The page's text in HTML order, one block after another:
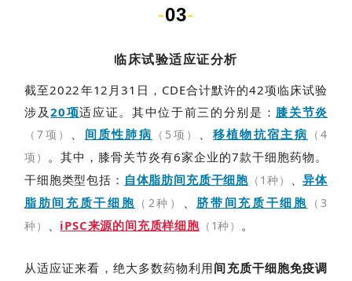
-03-
临床试验适应证分析
截至2022年12月31日，CDE合计默许的42项临床试验
涉及20项适应证。其中位于前三的分别是： 膝关节炎
（7项） 、 间质性肺病 （5项） 、 移植物抗宿主病 （4
项） 。其中，膝骨关节炎有6家企业的7款干细胞药物。
干细胞类型包括： 自体脂肪间充质干细胞 （1种） 、异体
脂肪间充质干细胞 （2种） 、 脐带间充质干细胞 （3
种）
、 iPSC来源的间充质样细胞（1种） 。
从适应证来看，绝大多数药物利用间充质干细胞免疫调